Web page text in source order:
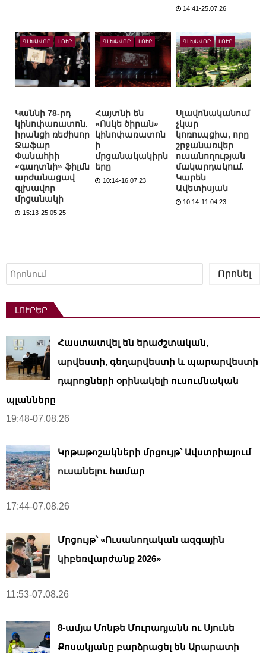
14:41-25.07.26
ԳԼԽԱՎՈՐ ԼՈՒՐ
Կաննի 78-րդ
կինոփառատոն.
իրանցի ռեժիսոր
Ջաֆար
Փանահիի
«գաղտնի» ֆիլմն
արժանացավ
գլխավոր
մրցանակի
15:13-25.05.25
ԳԼԽԱՎՈՐ ԼՈՒՐ
Հայտնի են
«Ոսկե ծիրան»
կինոփառատոն
ի
մրցանակակիրն
երը
10:14-16.07.23
ԳԼԽԱՎՈՐ ԼՈՒՐ
Սլավոնականում
չկար
կոռուպցիա, որը
շրջանառվեր
ուսանողության
մակարդակում.
Կարեն
Ավետիսյան
10:14-11.04.23
Որոնել
Որոնել
ԼՈՒՐԵՐ
Հաստատվել են երաժշտական,
արվեստի, գեղարվեստի և պարարվեստի
դպրոցների օրինակելի ուսումնական
պլանները
19:48-07.08.26
Կրթաթոշակների մրցույթ՝ Ավստրիայում
ուսանելու համար
17:44-07.08.26
Մրցույթ՝ «Ուսանողական ազգային
կիբեռվարժանք 2026»
11:53-07.08.26
8-ամյա Մոնթե Մուրադյանն ու Սյունե
Քոսակյանը բարձրացել են Արարատի